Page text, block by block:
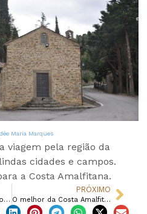
Maria Marques
viagem pela região da
cidades e campos.
a Costa Amalfitana.
Toscana – Dicas de um roteiro de carro pela Toscana – Parte 4
PRÓXIMO
O melhor da Costa Amalfitana